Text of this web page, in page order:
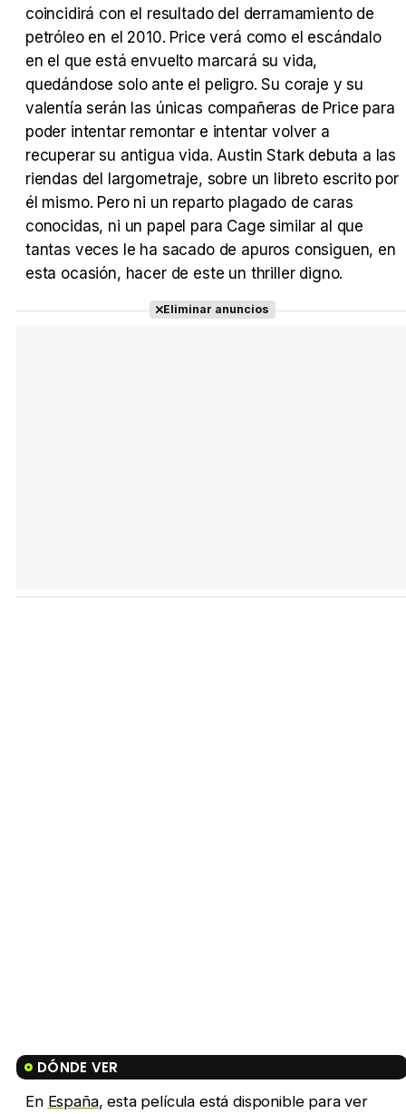
Tráiler Oficial en VOSE 'The Audacity'
Tráiler en español 'Outcome' (2026)
Tráiler 'Do Not Enter' (2026)
coincidirá con el resultado del derramamiento de
petróleo en el 2010. Price verá como el escándalo
en el que está envuelto marcará su vida,
quedándose solo ante el peligro. Su coraje y su
valentía serán las únicas compañeras de Price para
poder intentar remontar e intentar volver a
recuperar su antigua vida. Austin Stark debuta a las
riendas del largometraje, sobre un libreto escrito por
él mismo. Pero ni un reparto plagado de caras
conocidas, ni un papel para Cage similar al que
tantas veces le ha sacado de apuros consiguen, en
esta ocasión, hacer de este un thriller digno.
Eliminar anuncios
DÓNDE VER
En España, esta película está disponible para ver